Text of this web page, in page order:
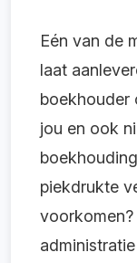
Eén van de
laat
boekhouder
jou en ook
piekdrukte